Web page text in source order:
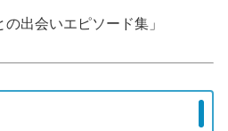
の出会いエピソード集」